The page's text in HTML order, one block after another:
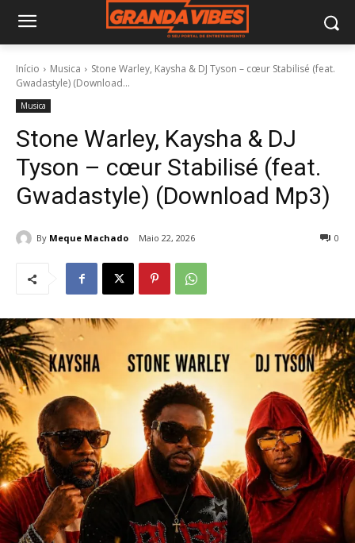
Início Musica
Stone Warley, Kaysha & DJ Tyson – cœur Stabilisé (feat.
Gwadastyle) (Download...
Musica
Stone Warley, Kaysha & DJ
Tyson – cœur Stabilisé (feat.
Gwadastyle) (Download Mp3)
By Meque Machado Maio 22, 2026 0